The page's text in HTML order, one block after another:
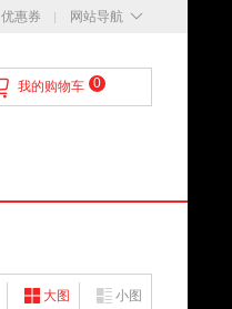
优惠券 网站导航
我的购物车 0
大图 小图